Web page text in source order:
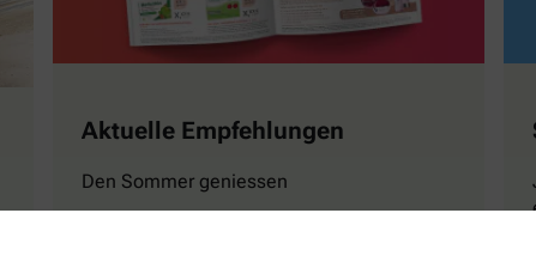
Aktuelle Empfehlungen
Den Sommer geniessen